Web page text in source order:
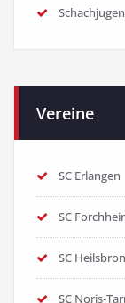
Vereine
SC Erlangen
SC
SC
SC Noris-